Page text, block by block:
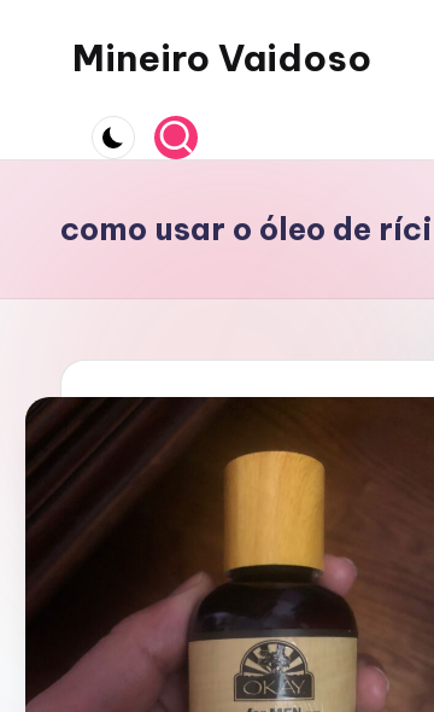
Mineiro Vaidoso
Care,
Resenhas
como usar o óleo de